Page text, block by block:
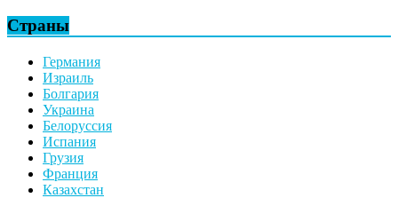
Страны
Германия
Израиль
Болгария
Украина
Белоруссия
Испания
Грузия
Франция
Казахстан